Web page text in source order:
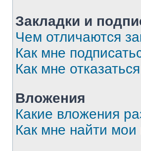
Закладки и
Чем отличаются
Как мне
Как мне
Вложения
Какие вложения
Как мне найти